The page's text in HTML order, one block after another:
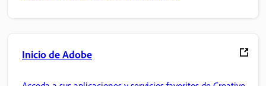
Inicio de Adobe